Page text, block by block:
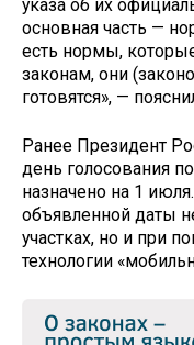
указа об их
основная часть —
есть нормы,
законам, они
готовятся», —
Ранее Президент
день голосования
назначено на 1
объявленной даты
участках, но и при
технологии